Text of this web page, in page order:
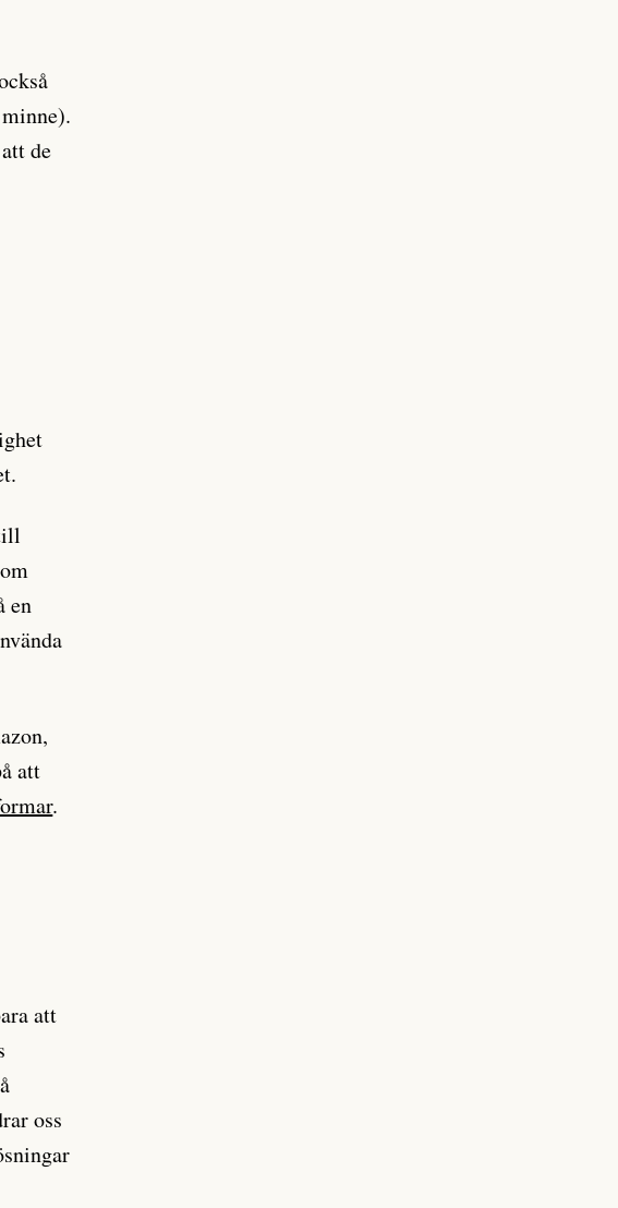
de
en
att
.
att
oss